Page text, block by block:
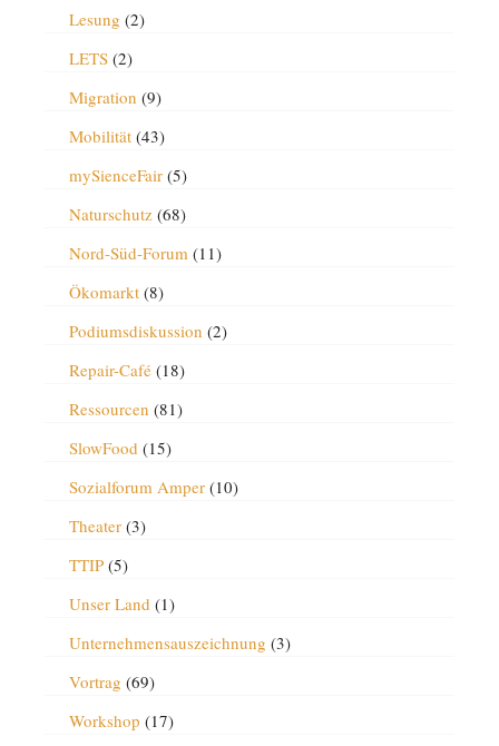
Lesung (2)
LETS(2)
Migration (9)
Mobilität(43)
mySienceFair(5)
Naturschutz(68)
Nord-Süd-Forum (11)
Ökomarkt(8)
Podiumsdiskussion (2)
Repair-Café(18)
Ressourcen (81)
SlowFood (15)
Sozialforum Amper(10)
Theater(3)
TTIP(5)
Unser Land (1)
Unternehmensauszeichnung (3)
Vortrag (69)
Workshop (17)